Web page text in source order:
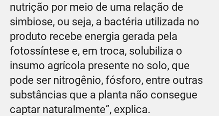
nutrição por meio de uma relação de
simbiose, ou seja, a bactéria utilizada no
produto recebe energia gerada pela
fotossíntese e, em troca, solubiliza o
insumo agrícola presente no solo, que
pode ser nitrogênio, fósforo, entre outras
substâncias que a planta não consegue
captar naturalmente”, explica.